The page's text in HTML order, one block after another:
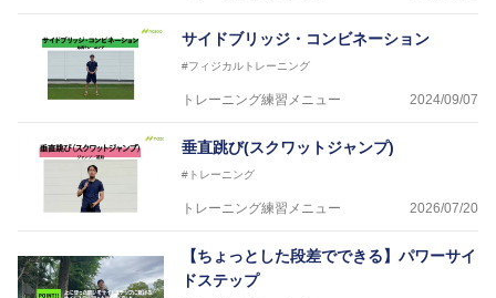
サイドブリッジ・コンビネーション
#フィジカルトレーニング
トレーニング練習メニュー 2024/09/07
垂直跳び(スクワットジャンプ)
#トレーニング
トレーニング練習メニュー 2026/07/20
【ちょっとした段差でできる】パワーサイ
ドステップ